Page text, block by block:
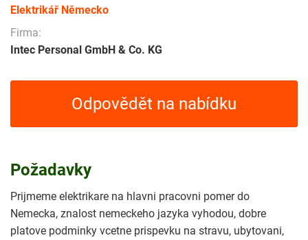
Elektrikář Německo
Firma:
Intec Personal GmbH & Co. KG
Odpovědět na nabídku
Požadavky
Prijmeme elektrikare na hlavni pracovni pomer do
Nemecka, znalost nemeckeho jazyka vyhodou, dobre
platove podminky vcetne prispevku na stravu, ubytovani,